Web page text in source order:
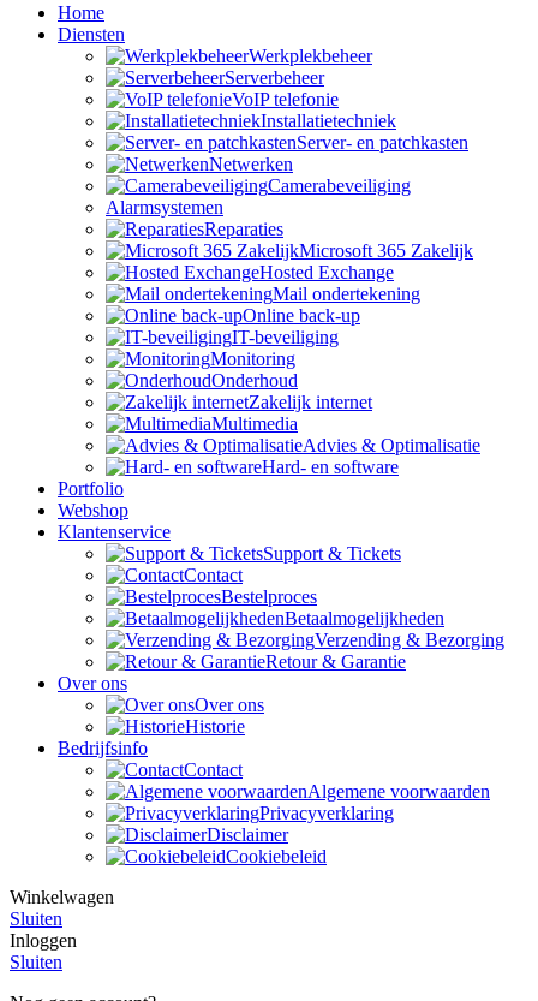
Home
Diensten
Werkplekbeheer
Serverbeheer
VoIP telefonie
Installatietechniek
Server- en patchkasten
Netwerken
Camerabeveiliging
Alarmsystemen
Reparaties
Microsoft 365 Zakelijk
Hosted Exchange
Mail ondertekening
Online back-up
IT-beveiliging
Monitoring
Onderhoud
Zakelijk internet
Multimedia
Advies & Optimalisatie
Hard- en software
Portfolio
Webshop
Klantenservice
Support & Tickets
Contact
Bestelproces
Betaalmogelijkheden
Verzending & Bezorging
Retour & Garantie
Over ons
Over ons
Historie
Bedrijfsinfo
Contact
Algemene voorwaarden
Privacyverklaring
Disclaimer
Cookiebeleid
Winkelwagen
Sluiten
Inloggen
Sluiten